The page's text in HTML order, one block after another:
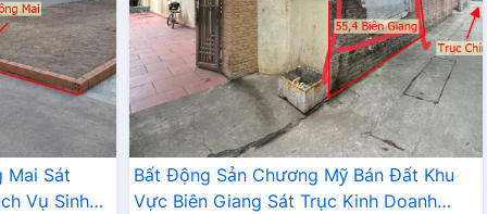
Mai Sát
Vụ Sinh
Bất Động Sản Chương Mỹ Bán Đất Khu
Vực Biên Giang Sát Trục Kinh Doanh